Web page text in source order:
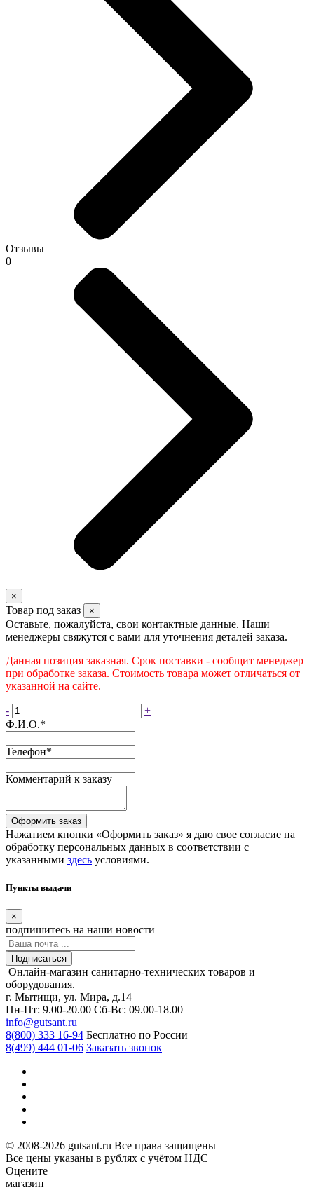
Отзывы
0
×
Товар под заказ ×
Оставьте, пожалуйста, свои контактные данные. Наши
менеджеры свяжутся с вами для уточнения деталей заказа.
Данная позиция заказная. Срок поставки - сообщит менеджер
при обработке заказа. Стоимость товара может отличаться от
указанной на сайте.
-
+
Ф.И.О.*
Телефон*
Комментарий к заказу
Оформить заказ
Нажатием кнопки «Оформить заказ» я даю свое согласие на
обработку персональных данных в соответствии с
указанными здесь условиями.
Пункты выдачи
×
подпишитесь на наши новости
Подписаться
Онлайн-магазин санитарно-технических товаров и
оборудования.
г. Мытищи, ул. Мира, д.14
Пн-Пт: 9.00-20.00 Сб-Вс: 09.00-18.00
info@gutsant.ru
8(800) 333 16-94 Бесплатно по России
8(499) 444 01-06 Заказать звонок
© 2008-2026 gutsant.ru Все права защищены
Все цены указаны в рублях с учётом НДС
Оцените
магазин